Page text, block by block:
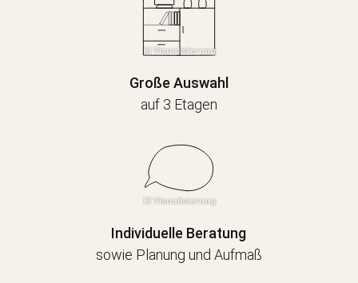
Große Auswahl
auf 3 Etagen
Individuelle Beratung
sowie Planung und Aufmaß